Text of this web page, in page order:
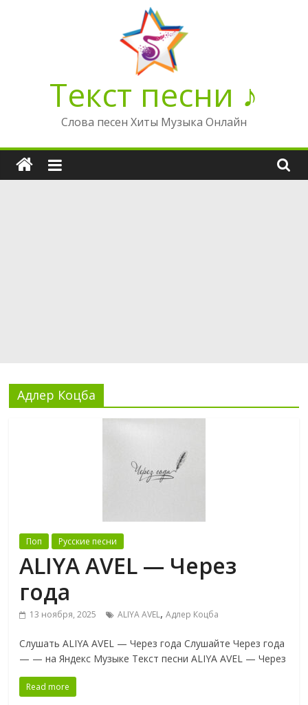
Текст песни ♪
Слова песен Хиты Музыка Онлайн
Адлер Коцба
Поп Русские песни
ALIYA AVEL — Через
года
13 ноября, 2025 ALIYA AVEL,Адлер Коцба
Слушать ALIYA AVEL — Через года Слушайте Через года
— — на Яндекс Музыке Текст песни ALIYA AVEL — Через
Read more